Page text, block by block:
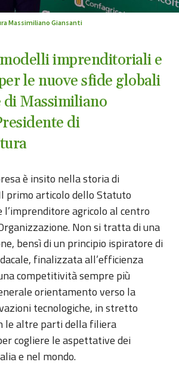
Massimiliano Giansanti
imprenditoriali e
le nuove sfide globali
Massimiliano
di
è insito nella storia di
primo articolo dello Statuto
l’imprenditore agricolo al centro
Non si tratta di una
bensì di un principio ispiratore di
finalizzata all’efficienza
competitività sempre più
orientamento verso la
tecnologiche, in stretto
le altre parti della filiera
cogliere le aspettative dei
e nel mondo.